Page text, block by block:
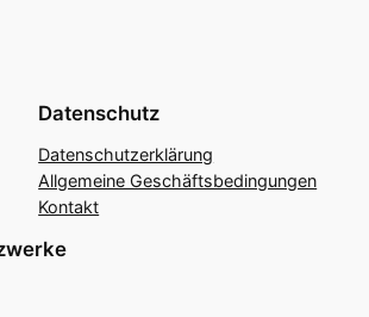
Datenschutz
Datenschutzerklärung
Allgemeine Geschäftsbedingungen
Kontakt